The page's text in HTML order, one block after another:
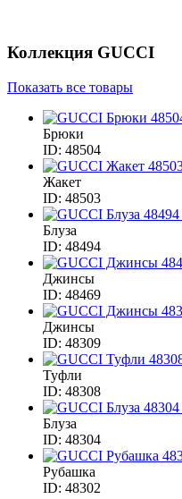
Коллекция GUCCI
Показать все товары
Брюки
ID: 48504
Жакет
ID: 48503
Блуза
ID: 48494
Джинсы
ID: 48469
Джинсы
ID: 48309
Туфли
ID: 48308
Блуза
ID: 48304
Рубашка
ID: 48302